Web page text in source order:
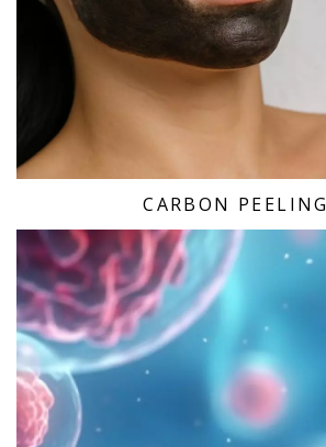
CARBON PEELING